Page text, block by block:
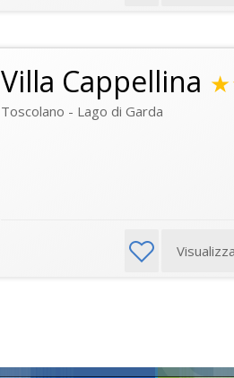
Villa Cappellina
Toscolano - Lago di Garda